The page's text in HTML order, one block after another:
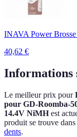
INAVA Power
40,62 €
Informations
Le meilleur prix pour
pour GD-Roomba-
14.4V NiMHest
produit se trouve
dents.